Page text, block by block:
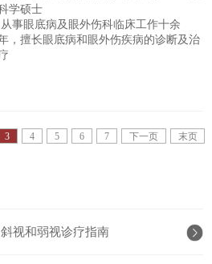
学硕士
.从事眼底病及眼外伤科临床工作十余
，擅长眼底病和眼外伤疾病的诊断及治
3 4 5 6 7 下一页 末页
视和弱视诊疗指南